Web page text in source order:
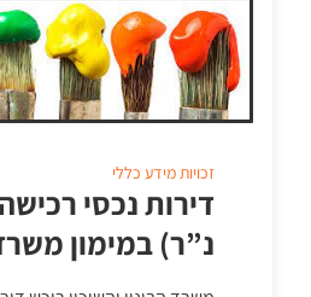
זכויות מידע כללי
דירות נכסי
נ”ר) במימון